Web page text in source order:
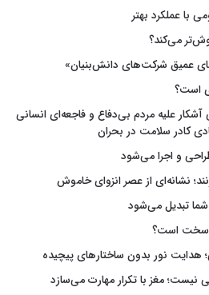
با عملکرد بهتر
می‌کند؟
عمیق شرکت‌های دانش‌بنیان»
است؟
آشکار علیه مردم بی‌دفاع و فاجعه‌ای انسانی
کادر سلامت در بحران
و اجرا می‌شود
نشانه‌ای از عصر انزوای خاموش
تبدیل می‌شود
سخت است؟
هدایت نور بدون ساختارهای پیچیده
مغز با تکرار مهارت می‌سازد